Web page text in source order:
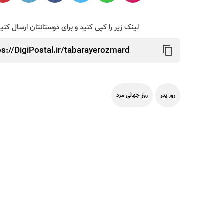
لینک زیر را کپی کنید و برای دوستانتان ارسال
روز پدر روز جهانی مرد